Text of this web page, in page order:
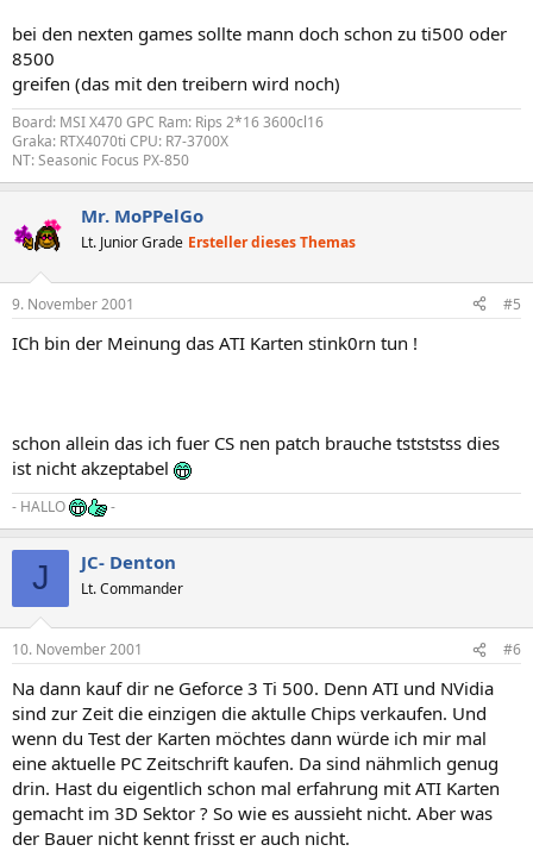
bei den nexten games sollte mann doch schon zu ti500 oder
8500
greifen (das mit den treibern wird noch)
Board: MSI X470 GPC Ram: Rips 2*16 3600cl16
Graka: RTX4070ti CPU: R7-3700X
NT: Seasonic Focus PX-850
Mr. MoPPelGo
Lt. Junior Grade Ersteller dieses Themas
9. November 2001 #5
ICh bin der Meinung das ATI Karten stink0rn tun !
schon allein das ich fuer CS nen patch brauche tstststss dies
ist nicht akzeptabel
- HALLO -
J JC- Denton
Lt. Commander
10. November 2001 #6
Na dann kauf dir ne Geforce 3 Ti 500. Denn ATI und NVidia
sind zur Zeit die einzigen die aktulle Chips verkaufen. Und
wenn du Test der Karten möchtes dann würde ich mir mal
eine aktuelle PC Zeitschrift kaufen. Da sind nähmlich genug
drin. Hast du eigentlich schon mal erfahrung mit ATI Karten
gemacht im 3D Sektor ? So wie es aussieht nicht. Aber was
der Bauer nicht kennt frisst er auch nicht.